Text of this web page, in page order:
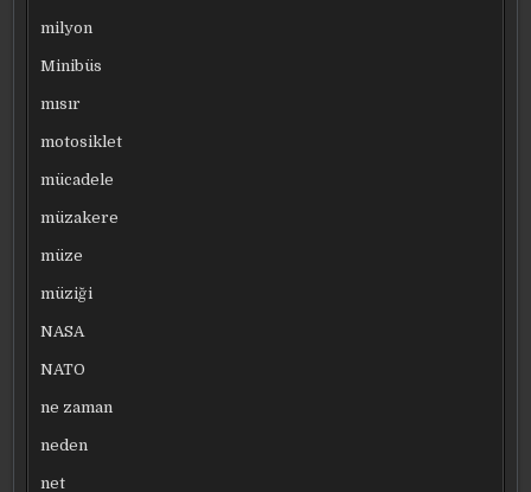
milyon
Minibüs
mısır
motosiklet
mücadele
müzakere
müze
müziği
NASA
NATO
ne zaman
neden
net